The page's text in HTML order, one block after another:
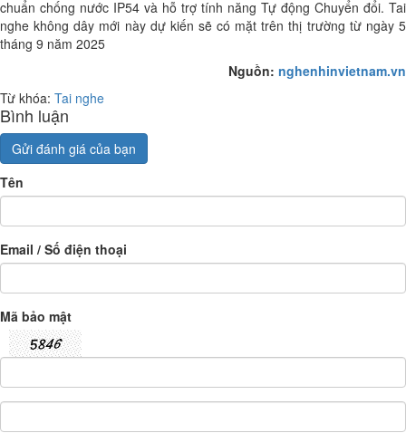
chuẩn chống nước IP54 và hỗ trợ tính năng Tự động Chuyển đổi. Tai
nghe không dây mới này dự kiến sẽ có mặt trên thị trường từ ngày 5
tháng 9 năm 2025
Nguồn: nghenhinvietnam.vn
Từ khóa: Tai nghe
Bình luận
Gửi đánh giá của bạn
Tên
Email / Số điện thoại
Mã bảo mật